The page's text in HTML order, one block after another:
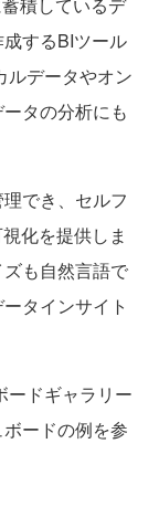
するBIツール
ルデータやオン
タの分析にも
でき、セルフ
化を提供しま
も自然言語で
タインサイト
ードギャラリー
ードの例を参